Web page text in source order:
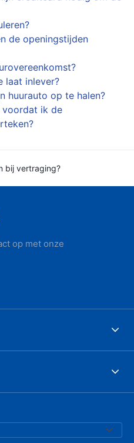
de openingstijden
laat inlever?
huurauto op te halen?
voordat ik de
bij vertraging?
op met onze